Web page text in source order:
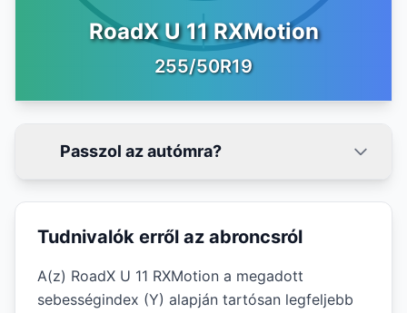
RoadX U 11 RXMotion
255/50R19
Passzol az autómra?
Tudnivalók erről az abroncsról
A(z) RoadX U 11 RXMotion a megadott
sebességindex (Y) alapján tartósan legfeljebb